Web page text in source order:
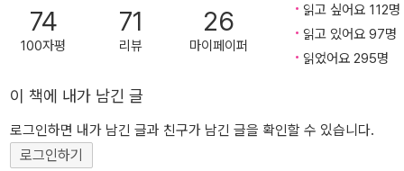
곤 이야기를 시작하다가도 어느 순간 이야기의 부피를 키우면서 우리
를 뜨거운 열기 한가운데로 이끄는 몰입력과 호소력이 돋보인다. “너
라면 어땠을 것 같아. 네가 나였다면 그 순간 어떻게 했을 것 같
니”(「답신」, 170쪽)라고 묻는 최은영의 소설은 소설 바깥의 우리를 적
학에 입학한 인물이 충만한 기쁨과 예상치 못한 어려움을 느끼는 강
의실로(「아주 희미한 빛으로도」), 때로는 동갑내기 인턴과 함께 카풀
74
100자평
71
리뷰
26
마이페이퍼
읽고 싶어요 112명
읽고 있어요 97명
읽었어요 295명
이 책에 내가 남긴 글
로그인하면 내가 남긴 글과 친구가 남긴 글을 확인할 수 있습니다.
로그인하기